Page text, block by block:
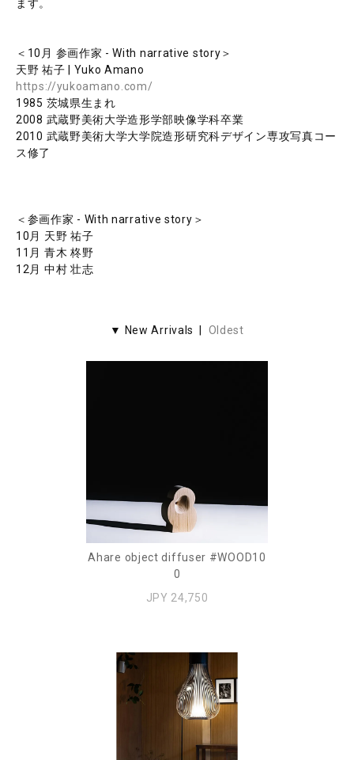
ます。
＜10月 参画作家 - With narrative story＞
天野 祐子 | Yuko Amano
https://yukoamano.com/
1985 茨城県生まれ
2008 武蔵野美術大学造形学部映像学科卒業
2010 武蔵野美術大学大学院造形研究科デザイン専攻写真コー
ス修了
＜参画作家 - With narrative story＞
10月 天野 祐子
11月 青木 柊野
12月 中村 壮志
▼ New Arrivals | Oldest
Ahare object diffuser #WOOD10
0
JPY 24,750